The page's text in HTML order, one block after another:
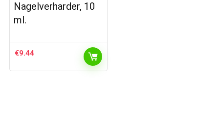
Nagelverharder, 10
ml.
€9.44